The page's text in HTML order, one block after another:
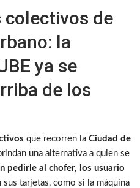
colectivos de
la
ya se
de los
que recorren la Ciudad de
una alternativa a quien se
pedirle al chofer, los usuario
sus tarjetas, como si la máquina